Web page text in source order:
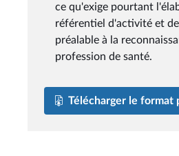
ce qu'exige pourtant
référentiel d'activité et
préalable à la
profession de santé.
Télécharger le format